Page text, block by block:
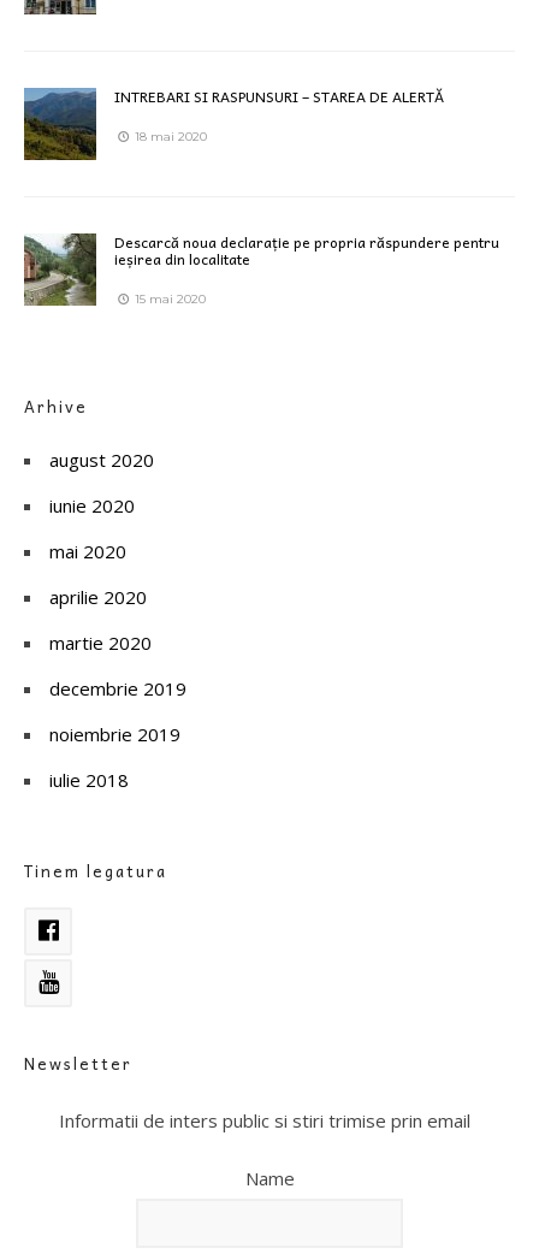
INTREBARI SI RASPUNSURI – STAREA DE ALERTĂ
18 mai 2020
Descarcă noua declarație pe propria răspundere pentru
ieșirea din localitate
15 mai 2020
Arhive
august 2020
iunie 2020
mai 2020
aprilie 2020
martie 2020
decembrie 2019
noiembrie 2019
iulie 2018
Tinem legatura
Newsletter
Informatii de inters public si stiri trimise prin email
Name